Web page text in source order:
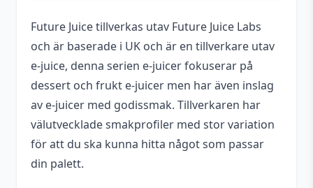
Future Juice tillverkas utav Future Juice Labs
och är baserade i UK och är en tillverkare utav
e-juice, denna serien e-juicer fokuserar på
dessert och frukt e-juicer men har även inslag
av e-juicer med godissmak. Tillverkaren har
välutvecklade smakprofiler med stor variation
för att du ska kunna hitta något som passar
din palett.